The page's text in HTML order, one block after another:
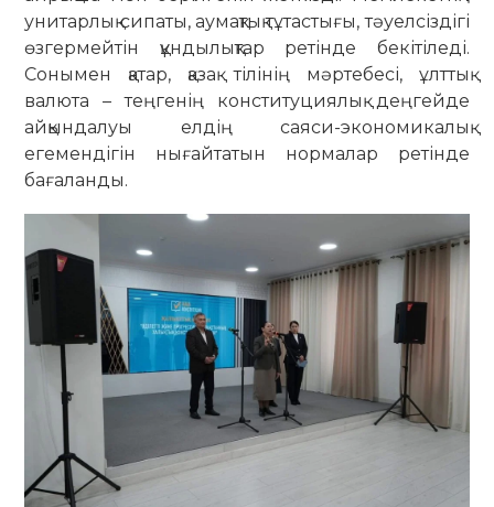
унитарлық сипаты, аумақтық тұтастығы, тәуелсіздігі
өзгермейтін құндылықтар ретінде бекітіледі.
Сонымен қатар, қазақ тілінің мәртебесі, ұлттық
валюта – теңгенің конституциялық деңгейде
айқындалуы елдің саяси-экономикалық
егемендігін нығайтатын нормалар ретінде
бағаланды.